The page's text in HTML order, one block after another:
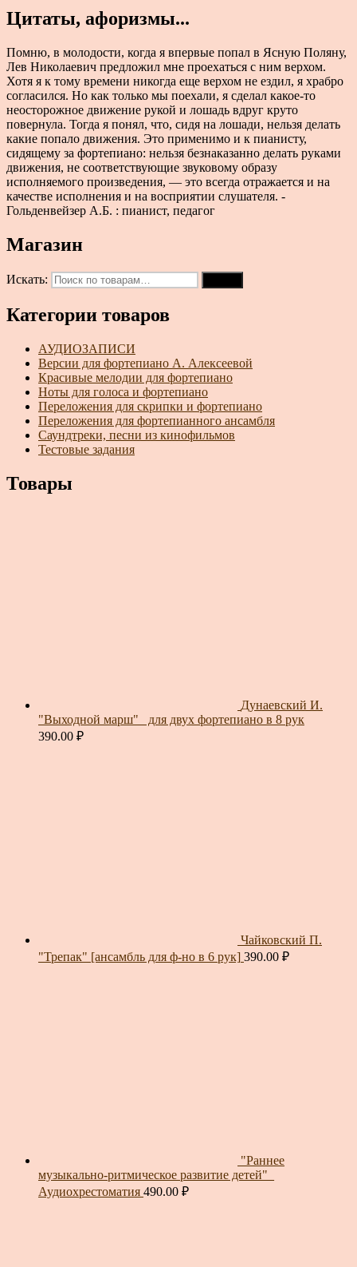
Цитаты, афоризмы...
Помню, в молодости, когда я впервые попал в Ясную Поляну,
Лев Николаевич предложил мне проехаться с ним верхом.
Хотя я к тому времени никогда еще верхом не ездил, я храбро
согласился. Но как только мы поехали, я сделал какое-то
неосторожное движение рукой и лошадь вдруг круто
повернула. Тогда я понял, что, сидя на лошади, нельзя делать
какие попало движения. Это применимо и к пианисту,
сидящему за фортепиано: нельзя безнаказанно делать руками
движения, не соответствующие звуковому образу
исполняемого произведения, — это всегда отражается и на
качестве исполнения и на восприятии слушателя. -
Гольденвейзер А.Б. : пианист, педагог
Магазин
Искать:
Категории товаров
АУДИОЗАПИСИ
Версии для фортепиано А. Алексеевой
Красивые мелодии для фортепиано
Ноты для голоса и фортепиано
Переложения для скрипки и фортепиано
Переложения для фортепианного ансамбля
Саундтреки, песни из кинофильмов
Тестовые задания
Товары
Дунаевский И.
"Выходной марш"_ для двух фортепиано в 8 рук
390.00 ₽
Чайковский П.
"Трепак" [ансамбль для ф-но в 6 рук] 390.00 ₽
"Раннее
музыкально-ритмическое развитие детей"_
Аудиохрестоматия 490.00 ₽